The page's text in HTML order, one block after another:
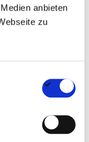
anbieten
zu
Word, Excel
und